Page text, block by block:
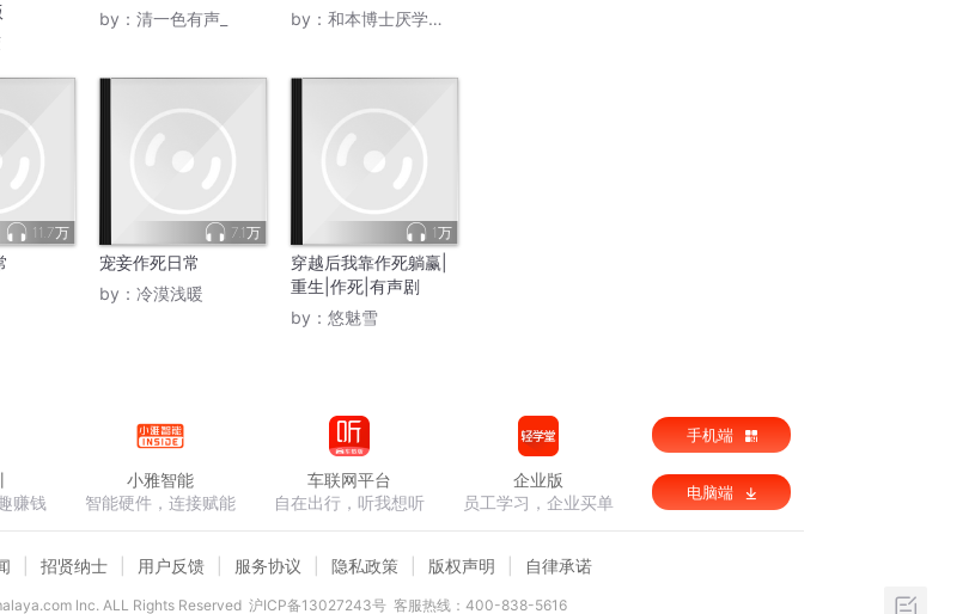
by： 清一色有声_
by： 和本博士厌学管心赢
11.7万 7.1万
宠妾作死日常
by： 冷漠浅暖
1万
穿越后我靠作死躺赢|
重生|作死|有声剧
by： 悠魅雪
赚钱
小雅智能
智能硬件，连接赋能
车联网平台
自在出行，听我想听
企业版
员工学习，企业买单
手机端
电脑端
招贤纳士 用户反馈 服务协议 隐私政策 版权声明 自律承诺
lnc. ALL Rights Reserved 沪ICP备13027243号 客服热线：400-838-5616